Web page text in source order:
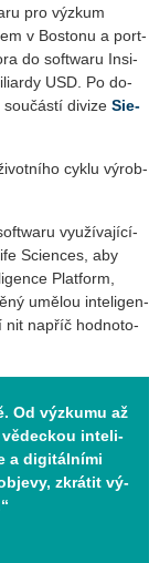
pro vý­zkum
v Bos­to­nu a port­
do soft­wa­ru In­si­
USD. Po do­
di­vi­ze Sie­
cyklu vý­rob­
vy­u­ží­va­jí­cí­
Scien­ces, aby
Plat­form,
umě­lou in­te­li­gen­
nit na­příč hod­no­to­
Od vý­zku­mu až
vě­dec­kou in­te­li­
a di­gi­tál­ní­mi
zkrá­tit vý­